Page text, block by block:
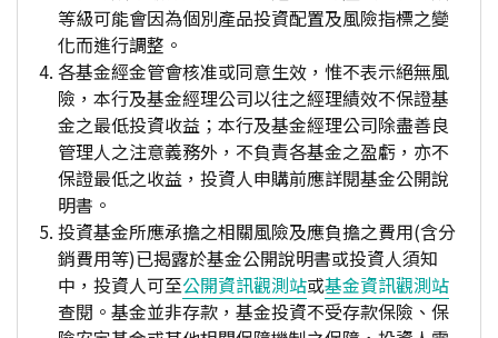
等級可能會因為個別產品投資配置及風險指標之變
化而進行調整。
各基金經金管會核准或同意生效，惟不表示絕無風
險，本行及基金經理公司以往之經理績效不保證基
金之最低投資收益；本行及基金經理公司除盡善良
管理人之注意義務外，不負責各基金之盈虧，亦不
保證最低之收益，投資人申購前應詳閱基金公開說
明書。
投資基金所應承擔之相關風險及應負擔之費用(含分
銷費用等)已揭露於基金公開說明書或投資人須知
中，投資人可至公開資訊觀測站或基金資訊觀測站
查閱。基金並非存款，基金投資不受存款保險、保